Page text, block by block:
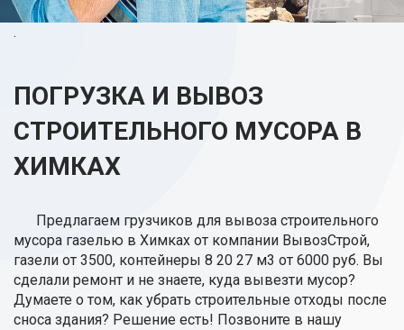
.
ПОГРУЗКА И ВЫВОЗ
СТРОИТЕЛЬНОГО МУСОРА В
ХИМКАХ
Предлагаем грузчиков для вывоза строительного
мусора газелью в Химках от компании ВывозСтрой,
газели от 3500, контейнеры 8 20 27 м3 от 6000 руб. Вы
сделали ремонт и не знаете, куда вывезти мусор?
Думаете о том, как убрать строительные отходы после
сноса здания? Решение есть! Позвоните в нашу